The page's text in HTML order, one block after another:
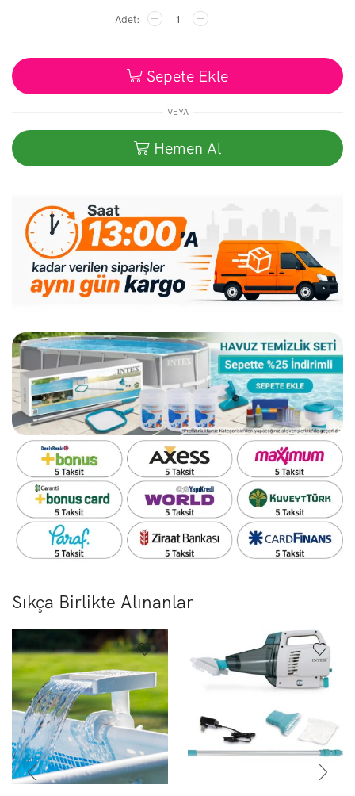
İntex
26378
Ultra
XTR
Prefabrik
Deluxe
adet
Sepete Ekle
VEYA
Hemen Al
Sıkça Birlikte Alınanlar